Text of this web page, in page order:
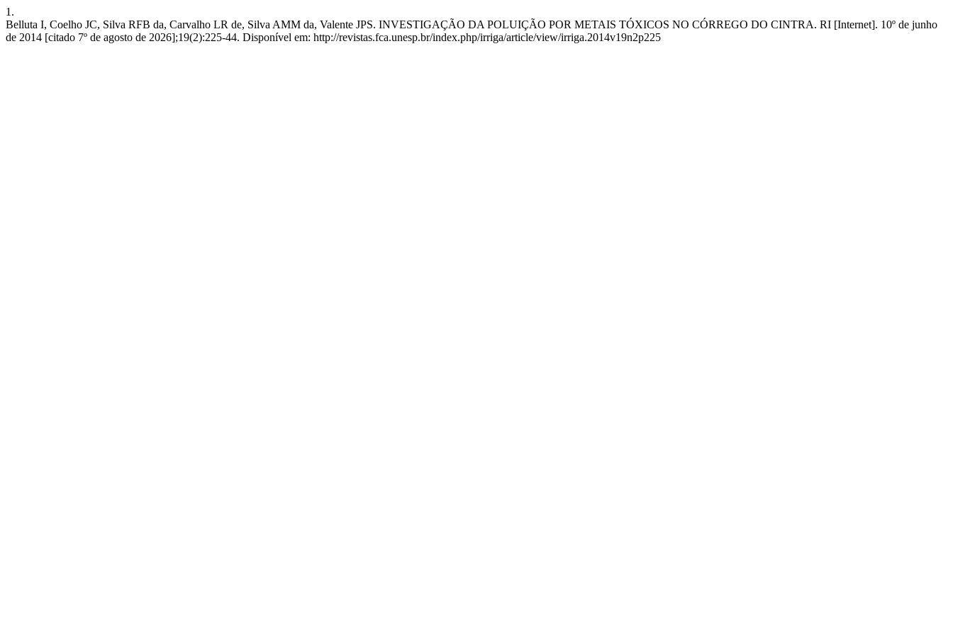
1.
Belluta I, Coelho JC, Silva RFB da, Carvalho LR de, Silva AMM da, Valente JPS. INVESTIGAÇÃO DA POLUIÇÃO POR METAIS TÓXICOS NO CÓRREGO DO CINTRA. RI [Internet]. 10º de junho
de 2014 [citado 7º de agosto de 2026];19(2):225-44. Disponível em: http://revistas.fca.unesp.br/index.php/irriga/article/view/irriga.2014v19n2p225